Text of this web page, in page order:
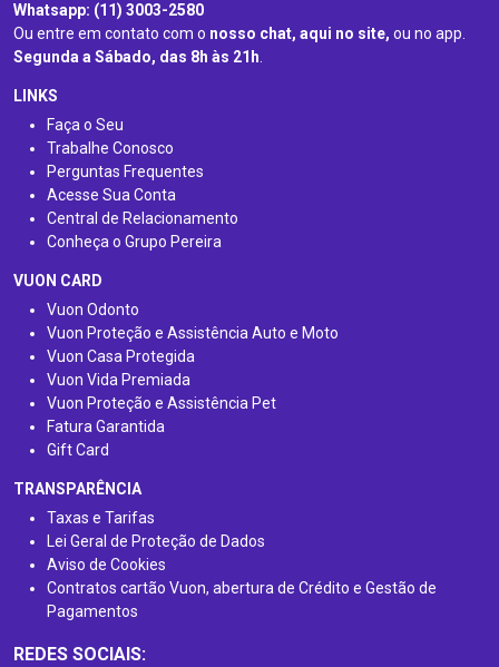
Whatsapp: (11) 3003-2580
Ou entre em contato com o nosso chat, aqui no site, ou no app.
Segunda a Sábado, das 8h às 21h.
LINKS
Faça o Seu
Trabalhe Conosco
Perguntas Frequentes
Acesse Sua Conta
Central de Relacionamento
Conheça o Grupo Pereira
VUON CARD
Vuon Odonto
Vuon Proteção e Assistência Auto e Moto
Vuon Casa Protegida
Vuon Vida Premiada
Vuon Proteção e Assistência Pet
Fatura Garantida
Gift Card
TRANSPARÊNCIA
Taxas e Tarifas
Lei Geral de Proteção de Dados
Aviso de Cookies
Contratos cartão Vuon, abertura de Crédito e Gestão de
Pagamentos
REDES SOCIAIS: